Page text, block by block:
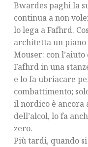
Bwardes paghi la
continua a non
lo lega a Fafhrd.
architetta un
Mouser: con
Fafhrd in una
e lo fa ubriacare
combattimento;
il nordico è
dell’alcol, lo fa
zero.
Più tardi, quando